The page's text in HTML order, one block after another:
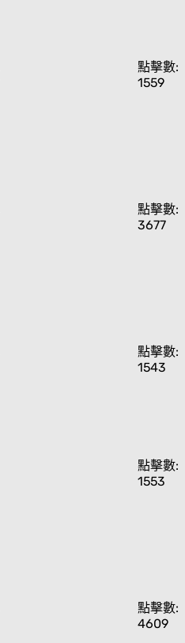
點擊數:
1559
點擊數:
3677
點擊數:
1543
點擊數:
1553
點擊數:
4609